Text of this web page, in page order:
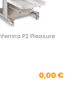
P2 Pleasure
0,00 €